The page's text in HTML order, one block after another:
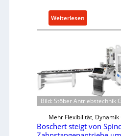
E
r
s
t
i
l
e
n
a
l
W
r
k
z
e
Weiterlesen
D
s
e
i
r
Bild: Stöber Antriebstechnik
Mehr Flexibilität, Dynamik
Boschert steigt von